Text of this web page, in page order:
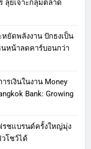
ลุยเจาะกลุ่มตลาด
หยัดพลังงาน ปักธงเป็น
นหน้าลดคาร์บอนกว่า
รเงินในงาน Money
Bank: Growing
รชแบรนด์ครั้งใหญ่มุ่ง
โชว์ได้